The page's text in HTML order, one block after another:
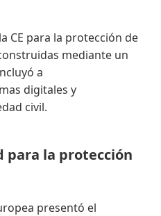
CE para la protección de
mediante un
a
digitales y
civil.
para la protección
presentó el